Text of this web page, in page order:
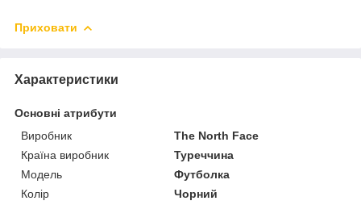
Приховати
Характеристики
Основні атрибути
Виробник
The North Face
Країна виробник
Туреччина
Модель
Футболка
Колір
Чорний